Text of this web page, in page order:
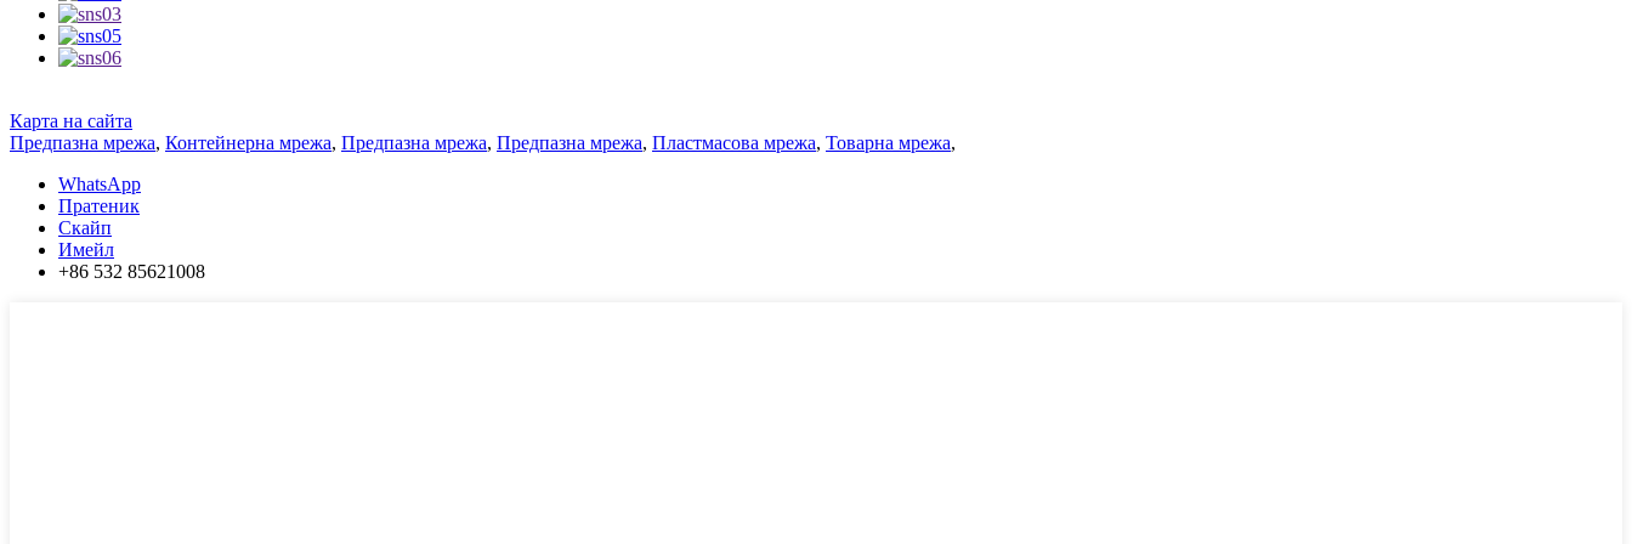
Карта на сайта
Предпазна мрежа, Контейнерна мрежа, Предпазна мрежа, Предпазна мрежа, Пластмасова мрежа, Товарна мрежа,
WhatsApp
Пратеник
Скайп
Имейл
+86 532 85621008